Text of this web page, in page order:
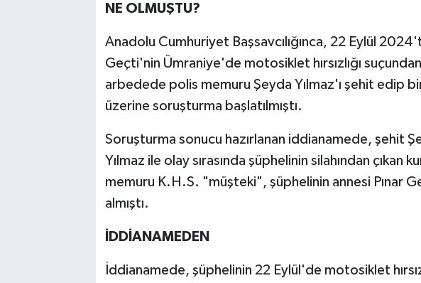
NE OLMUŞTU?
Anadolu Cumhuriyet Başsavcılığınca, 22 Eylül
Geçti'nin Ümraniye'de motosiklet hırsızlığı
arbedede polis memuru Şeyda Yılmaz'ı şehit edip
üzerine soruşturma başlatılmıştı.
Soruşturma sonucu hazırlanan iddianamede, şehit
Yılmaz ile olay sırasında şüphelinin silahından çıkan
memuru K.H.S. "müşteki", şüphelinin annesi Pınar
almıştı.
İDDİANAMEDEN
İddianamede, şüphelinin 22 Eylül'de motosiklet